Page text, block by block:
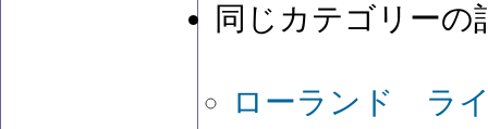
同じカテゴリーの
ローランド ラ